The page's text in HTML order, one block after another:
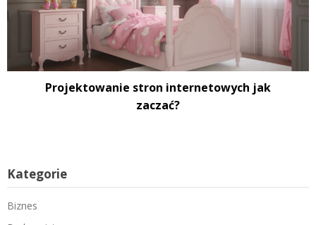
Projektowanie stron internetowych jak
zaczać?
Kategorie
Biznes